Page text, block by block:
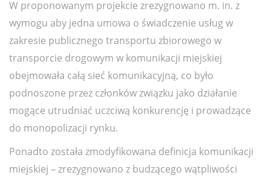
W proponowanym projekcie zrezygnowano m. in. z
wymogu aby jedna umowa o świadczenie usług w
zakresie publicznego transportu zbiorowego w
transporcie drogowym w komunikacji miejskiej
obejmowała całą sieć komunikacyjną, co było
podnoszone przez członków związku jako działanie
mogące utrudniać uczciwą konkurencję i prowadzące
do monopolizacji rynku.
Ponadto została zmodyfikowana definicja komunikacji
miejskiej – zrezygnowano z budzącego wątpliwości